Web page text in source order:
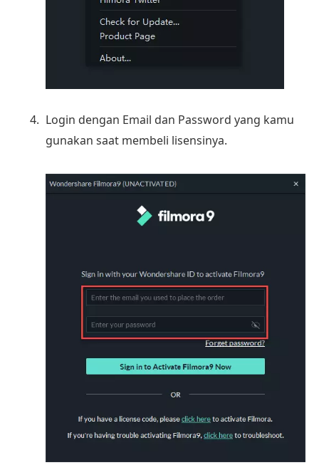
Login dengan Email dan Password yang kamu
gunakan saat membeli lisensinya.